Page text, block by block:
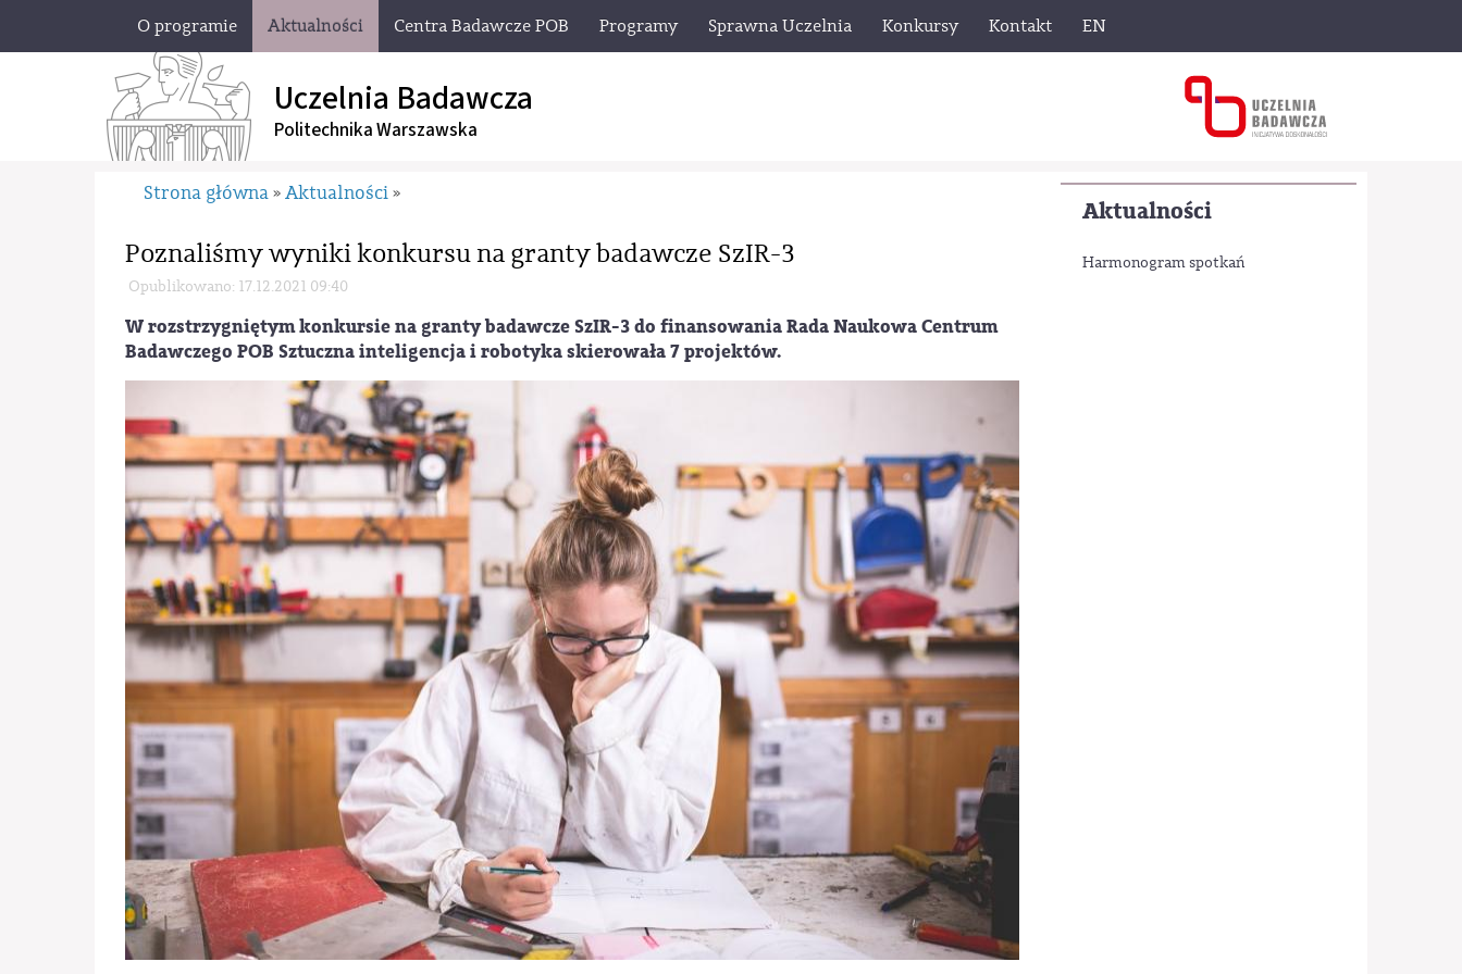
O programie Aktualności Centra Badawcze POB Programy Sprawna Uczelnia Konkursy Kontakt EN
Uczelnia Badawcza
Politechnika Warszawska
Aktualności
Harmonogram spotkań
Strona główna » Aktualności »
Poznaliśmy wyniki konkursu na granty badawcze SzIR-3
Opublikowano: 17.12.2021 09:40
W rozstrzygniętym konkursie na granty badawcze SzIR-3 do finansowania Rada Naukowa Centrum
Badawczego POB Sztuczna inteligencja i robotyka skierowała 7 projektów.